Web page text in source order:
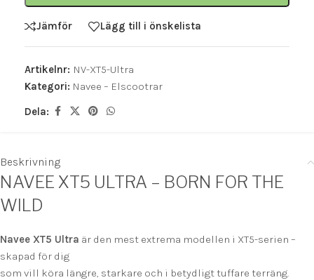
Jämför Lägg till i önskelista
Artikelnr: NV-XT5-Ultra
Kategori: Navee – Elscootrar
Dela:
Beskrivning
NAVEE XT5 ULTRA – BORN FOR THE
WILD
Navee XT5 Ultra är den mest extrema modellen i XT5-serien –
skapad för dig
som vill köra längre, starkare och i betydligt tuffare terräng.